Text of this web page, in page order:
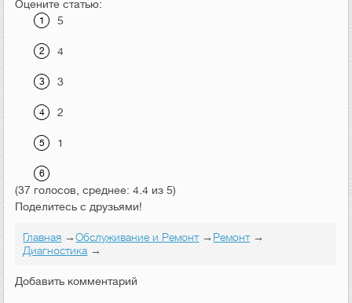
Оцените статью:
5
4
3
2
1
(37 голосов, среднее: 4.4 из 5)
Поделитесь с друзьями!
Главная →Обслуживание и Ремонт→Ремонт→
Диагностика →
Добавить комментарий